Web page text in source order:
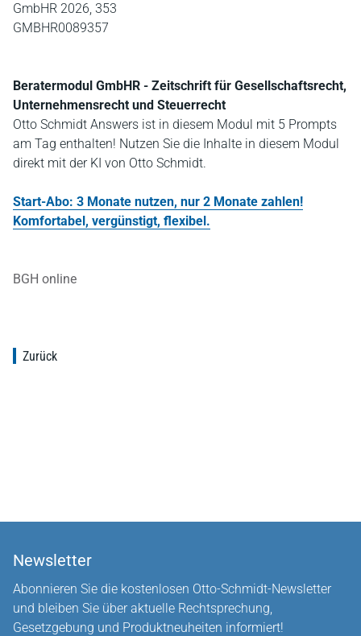
GmbHR 2026, 353
GMBHR0089357
Beratermodul GmbHR - Zeitschrift für Gesellschaftsrecht,
Unternehmensrecht und Steuerrecht
Otto Schmidt Answers ist in diesem Modul mit 5 Prompts
am Tag enthalten! Nutzen Sie die Inhalte in diesem Modul
direkt mit der KI von Otto Schmidt.
Start-Abo: 3 Monate nutzen, nur 2 Monate zahlen!
Komfortabel, vergünstigt, flexibel.
BGH online
Zurück
Newsletter
Abonnieren Sie die kostenlosen Otto-Schmidt-Newsletter
und bleiben Sie über aktuelle Rechtsprechung,
Gesetzgebung und Produktneuheiten informiert!